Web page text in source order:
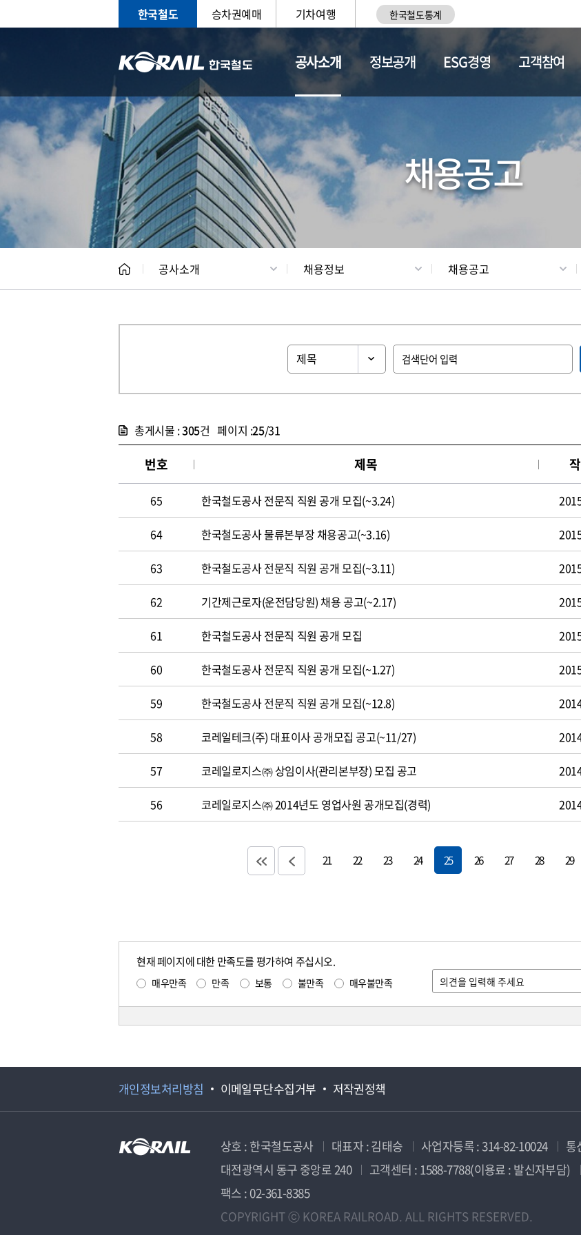
한국철도 승차권예매 기차여행 한국철도통계
공사소개
CEO 일반현황 채용
정보공개 ESG경영 고객참여
채용공고
공사소개 채용정보 채용공고
총게시물 :305건 페이지 :25/31
번호 제목
65 한국철도공사 전문직 직원 공개 모집(~3.24)
64 한국철도공사 물류본부장 채용공고(~3.16)
63 한국철도공사 전문직 직원 공개 모집(~3.11)
62 기간제근로자(운전담당원) 채용 공고(~2.17)
61 한국철도공사 전문직 직원 공개 모집
60 한국철도공사 전문직 직원 공개 모집(~1.27)
59 한국철도공사 전문직 직원 공개 모집(~12.8)
58 코레일테크(주) 대표이사 공개모집 공고(~11/27)
57 코레일로지스㈜ 상임이사(관리본부장) 모집 공고
56 코레일로지스㈜ 2014년도 영업사원 공개모집(경력)
21 22 23 24 25 26 27 28 29
현재 페이지에 대한 만족도를 평가하여 주십시오.
매우만족 만족 보통 불만족 매우불만족
개인정보처리방침 이메일무단수집거부 저작권정책
상호 : 한국철도공사 대표자 : 김태승 사업자등록 : 314-82-10024
통
대전광역시 동구 중앙로 240
고객센터 : 1588-7788(이용료 : 발신자부담)
팩스 : 02-361-8385
COPYRIGHT ⓒ KOREA RAILROAD. ALL RIGHTS RESERVED.